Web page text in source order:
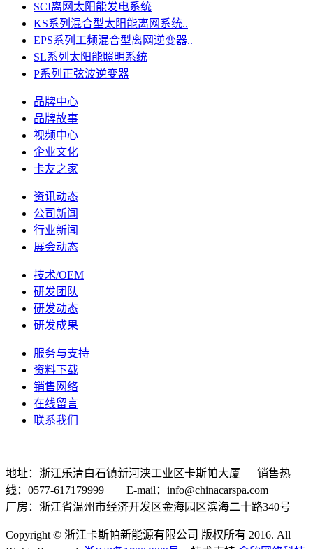
SCI离网太阳能发电系统
KS系列混合型太阳能离网系统..
EPS系列工频混合型离网逆变器..
SL系列太阳能照明系统
P系列正弦波逆变器
品牌中心
品牌故事
视频中心
企业文化
卡友之家
资讯动态
公司新闻
行业新闻
展会动态
技术/OEM
研发团队
研发动态
研发成果
服务与支持
资料下载
销售网络
在线留言
联系我们
地址：浙江乐清白石镇新河浃工业区卡斯帕大厦 销售热
线：0577-617179999 E-mail：info@chinacarspa.com
厂房：浙江省温州市经济开发区金海园区滨海二十路340号
Copyright © 浙江卡斯帕新能源有限公司 版权所有 2016. All